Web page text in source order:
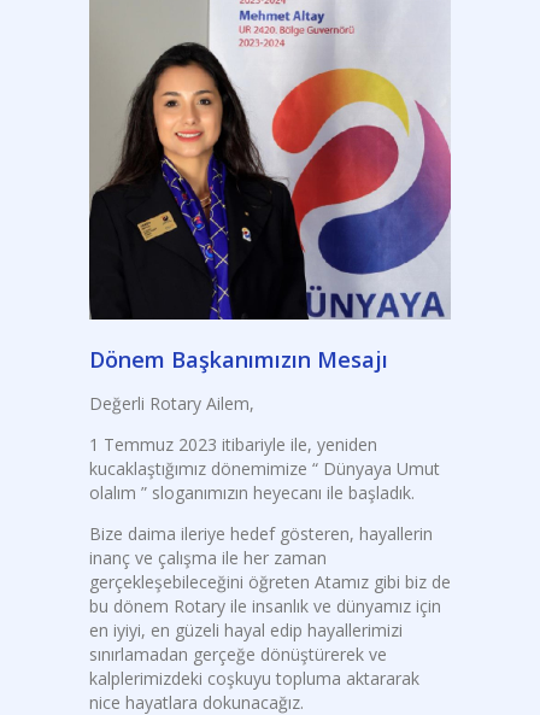
Dönem Başkanımızın Mesajı
Değerli Rotary Ailem,
1 Temmuz 2023 itibariyle ile, yeniden
kucaklaştığımız dönemimize “ Dünyaya Umut
olalım ” sloganımızın heyecanı ile başladık.
Bize daima ileriye hedef gösteren, hayallerin
inanç ve çalışma ile her zaman
gerçekleşebileceğini öğreten Atamız gibi biz de
bu dönem Rotary ile insanlık ve dünyamız için
en iyiyi, en güzeli hayal edip hayallerimizi
sınırlamadan gerçeğe dönüştürerek ve
kalplerimizdeki coşkuyu topluma aktararak
nice hayatlara dokunacağız.